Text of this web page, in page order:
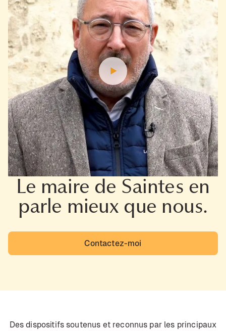
Le maire de Saintes en
parle mieux que nous.
Contactez-moi
Des dispositifs soutenus et reconnus par les principaux